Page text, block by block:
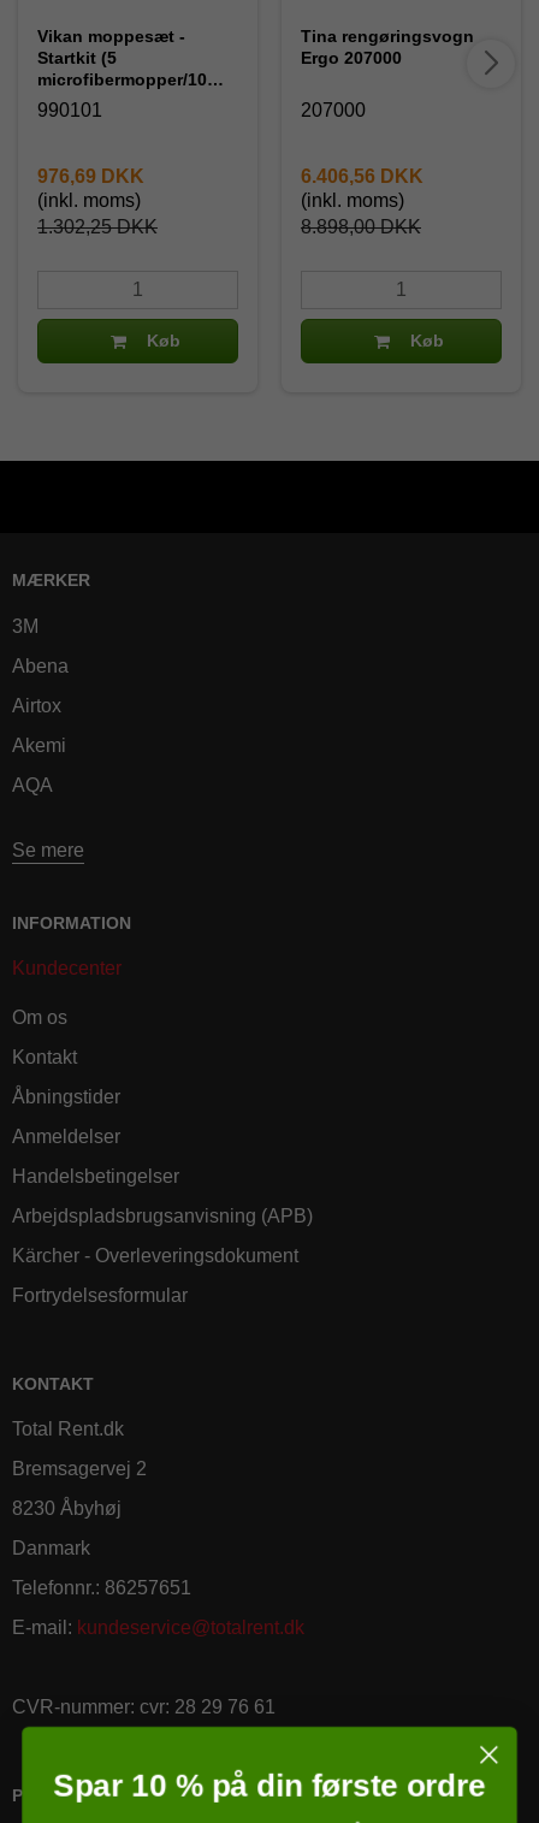
Vikan moppesæt -
Startkit (5
microfibermopper/10
klude)
990101
1.302,25 DKK
976,69 DKK
(inkl. moms)
Køb
Tina rengøringsvogn
Ergo 207000
207000
8.898,00 DKK
6.406,56 DKK
(inkl. moms)
Køb
MÆRKER
3M
Abena
Airtox
Akemi
AQA
Se mere
INFORMATION
Kundecenter
Om os
Kontakt
Åbningstider
Anmeldelser
Handelsbetingelser
Arbejdspladsbrugsanvisning (APB)
Kärcher - Overleveringsdokument
Fortrydelsesformular
KONTAKT
Total Rent.dk
Bremsagervej 2
8230 Åbyhøj
Danmark
Telefonnr.: 86257651
E-mail : kundeservice@totalrent.dk
CVR-nummer: cvr: 28 29 76 61
PRICERUNNER KØBSGARANTI
Spar 10 % på din første ordre